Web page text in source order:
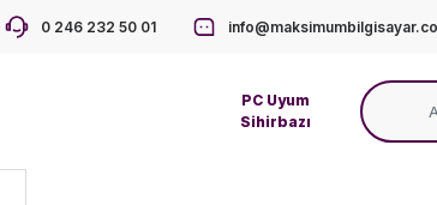
0 246 232 50 01
PC Uyum
Sihirbazı